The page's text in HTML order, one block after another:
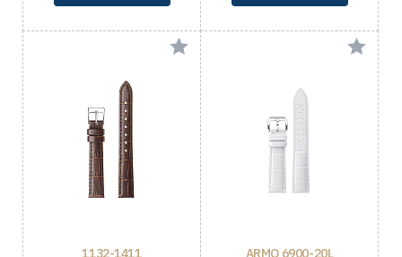
1132-1411 ARMO 6900-20L